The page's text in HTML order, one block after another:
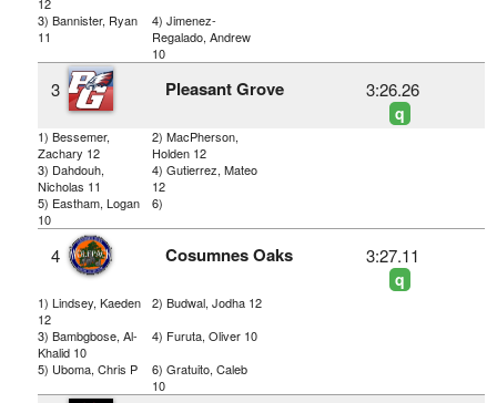
3) Bannister, Ryan
11
4) Jimenez-
Regalado, Andrew
10
3 Pleasant Grove 3:26.26
q
1) Bessemer,
Zachary 12
2) MacPherson,
Holden 12
3) Dahdouh,
Nicholas 11
4) Gutierrez, Mateo
12
5) Eastham, Logan
10
6)
4 Cosumnes Oaks 3:27.11
q
1) Lindsey, Kaeden
12
2) Budwal, Jodha 12
3) Bambgbose, Al-
Khalid 10
4) Furuta, Oliver 10
5) Uboma, Chris P
6) Gratuito, Caleb
10